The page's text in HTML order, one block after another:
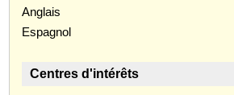
Anglais
Espagnol
Centres d'intérêts